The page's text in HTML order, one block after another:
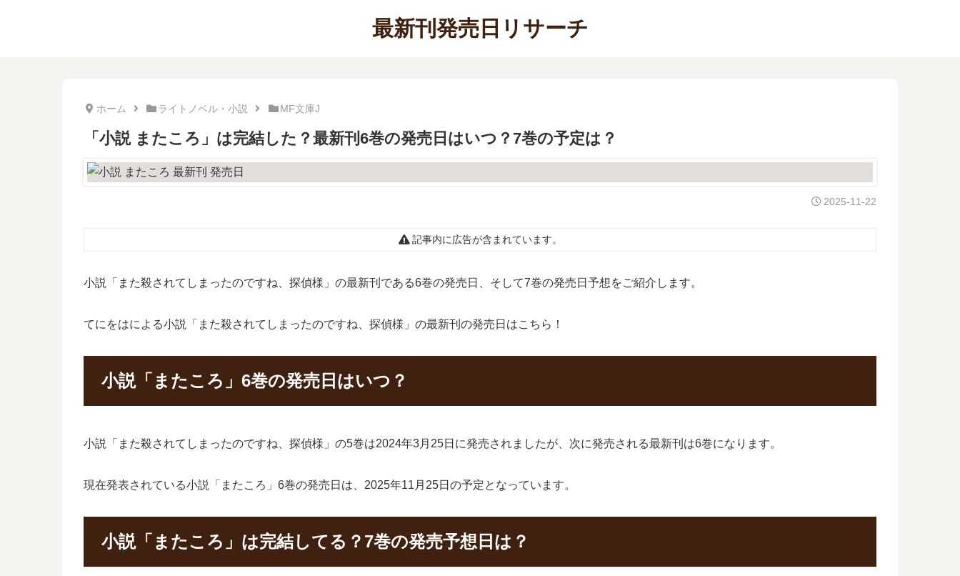
最新刊発売日リサーチ
ホーム ライトノベル・小説 MF文庫J
「小説 またころ」は完結した？最新刊6巻の発売日はいつ？7巻の予定は？
2025-11-22
記事内に広告が含まれています。
小説「また殺されてしまったのですね、探偵様」の最新刊である6巻の発売日、そして7巻の発売日予想をご紹介します。
てにをはによる小説「また殺されてしまったのですね、探偵様」の最新刊の発売日はこちら！
小説「またころ」6巻の発売日はいつ？
小説「また殺されてしまったのですね、探偵様」の5巻は2024年3月25日に発売されましたが、次に発売される最新刊は6巻になります。
現在発表されている小説「またころ」6巻の発売日は、2025年11月25日の予定となっています。
小説「またころ」は完結してる？7巻の発売予想日は？